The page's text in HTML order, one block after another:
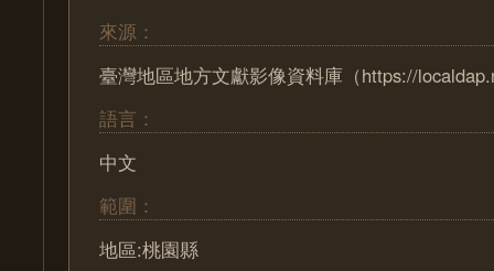
來源：
臺灣地區地方文獻影像資料庫（https://
語言：
中文
範圍：
地區:桃園縣